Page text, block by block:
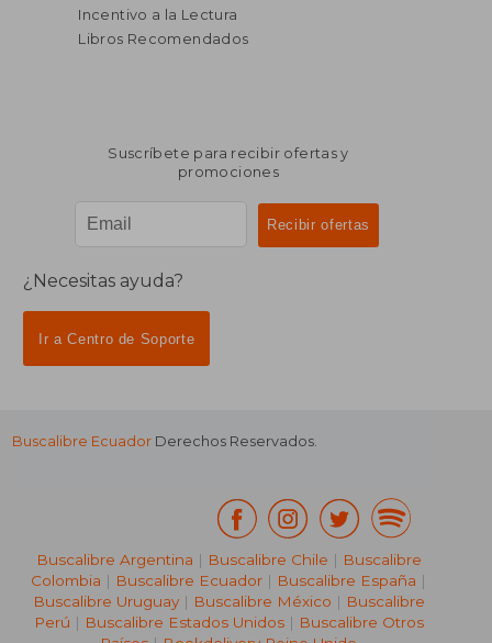
Incentivo a la Lectura
Libros Recomendados
Suscríbete para recibir ofertas y
promociones
¿Necesitas ayuda?
Ir a Centro de Soporte
Buscalibre Ecuador Derechos Reservados.
Buscalibre Argentina | Buscalibre Chile | Buscalibre
Colombia | Buscalibre Ecuador | Buscalibre España |
Buscalibre Uruguay| Buscalibre México | Buscalibre
Perú | Buscalibre Estados Unidos| Buscalibre Otros